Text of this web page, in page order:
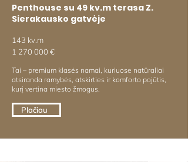
Penthouse su 49 kv.m terasa Z.
Sierakausko gatvėje
143 kv.m
1 270 000 €
Tai – premium klasės namai, kuriuose natūraliai
atsiranda ramybės, atskirties ir komforto pojūtis,
kurį vertina miesto žmogus.
Plačiau